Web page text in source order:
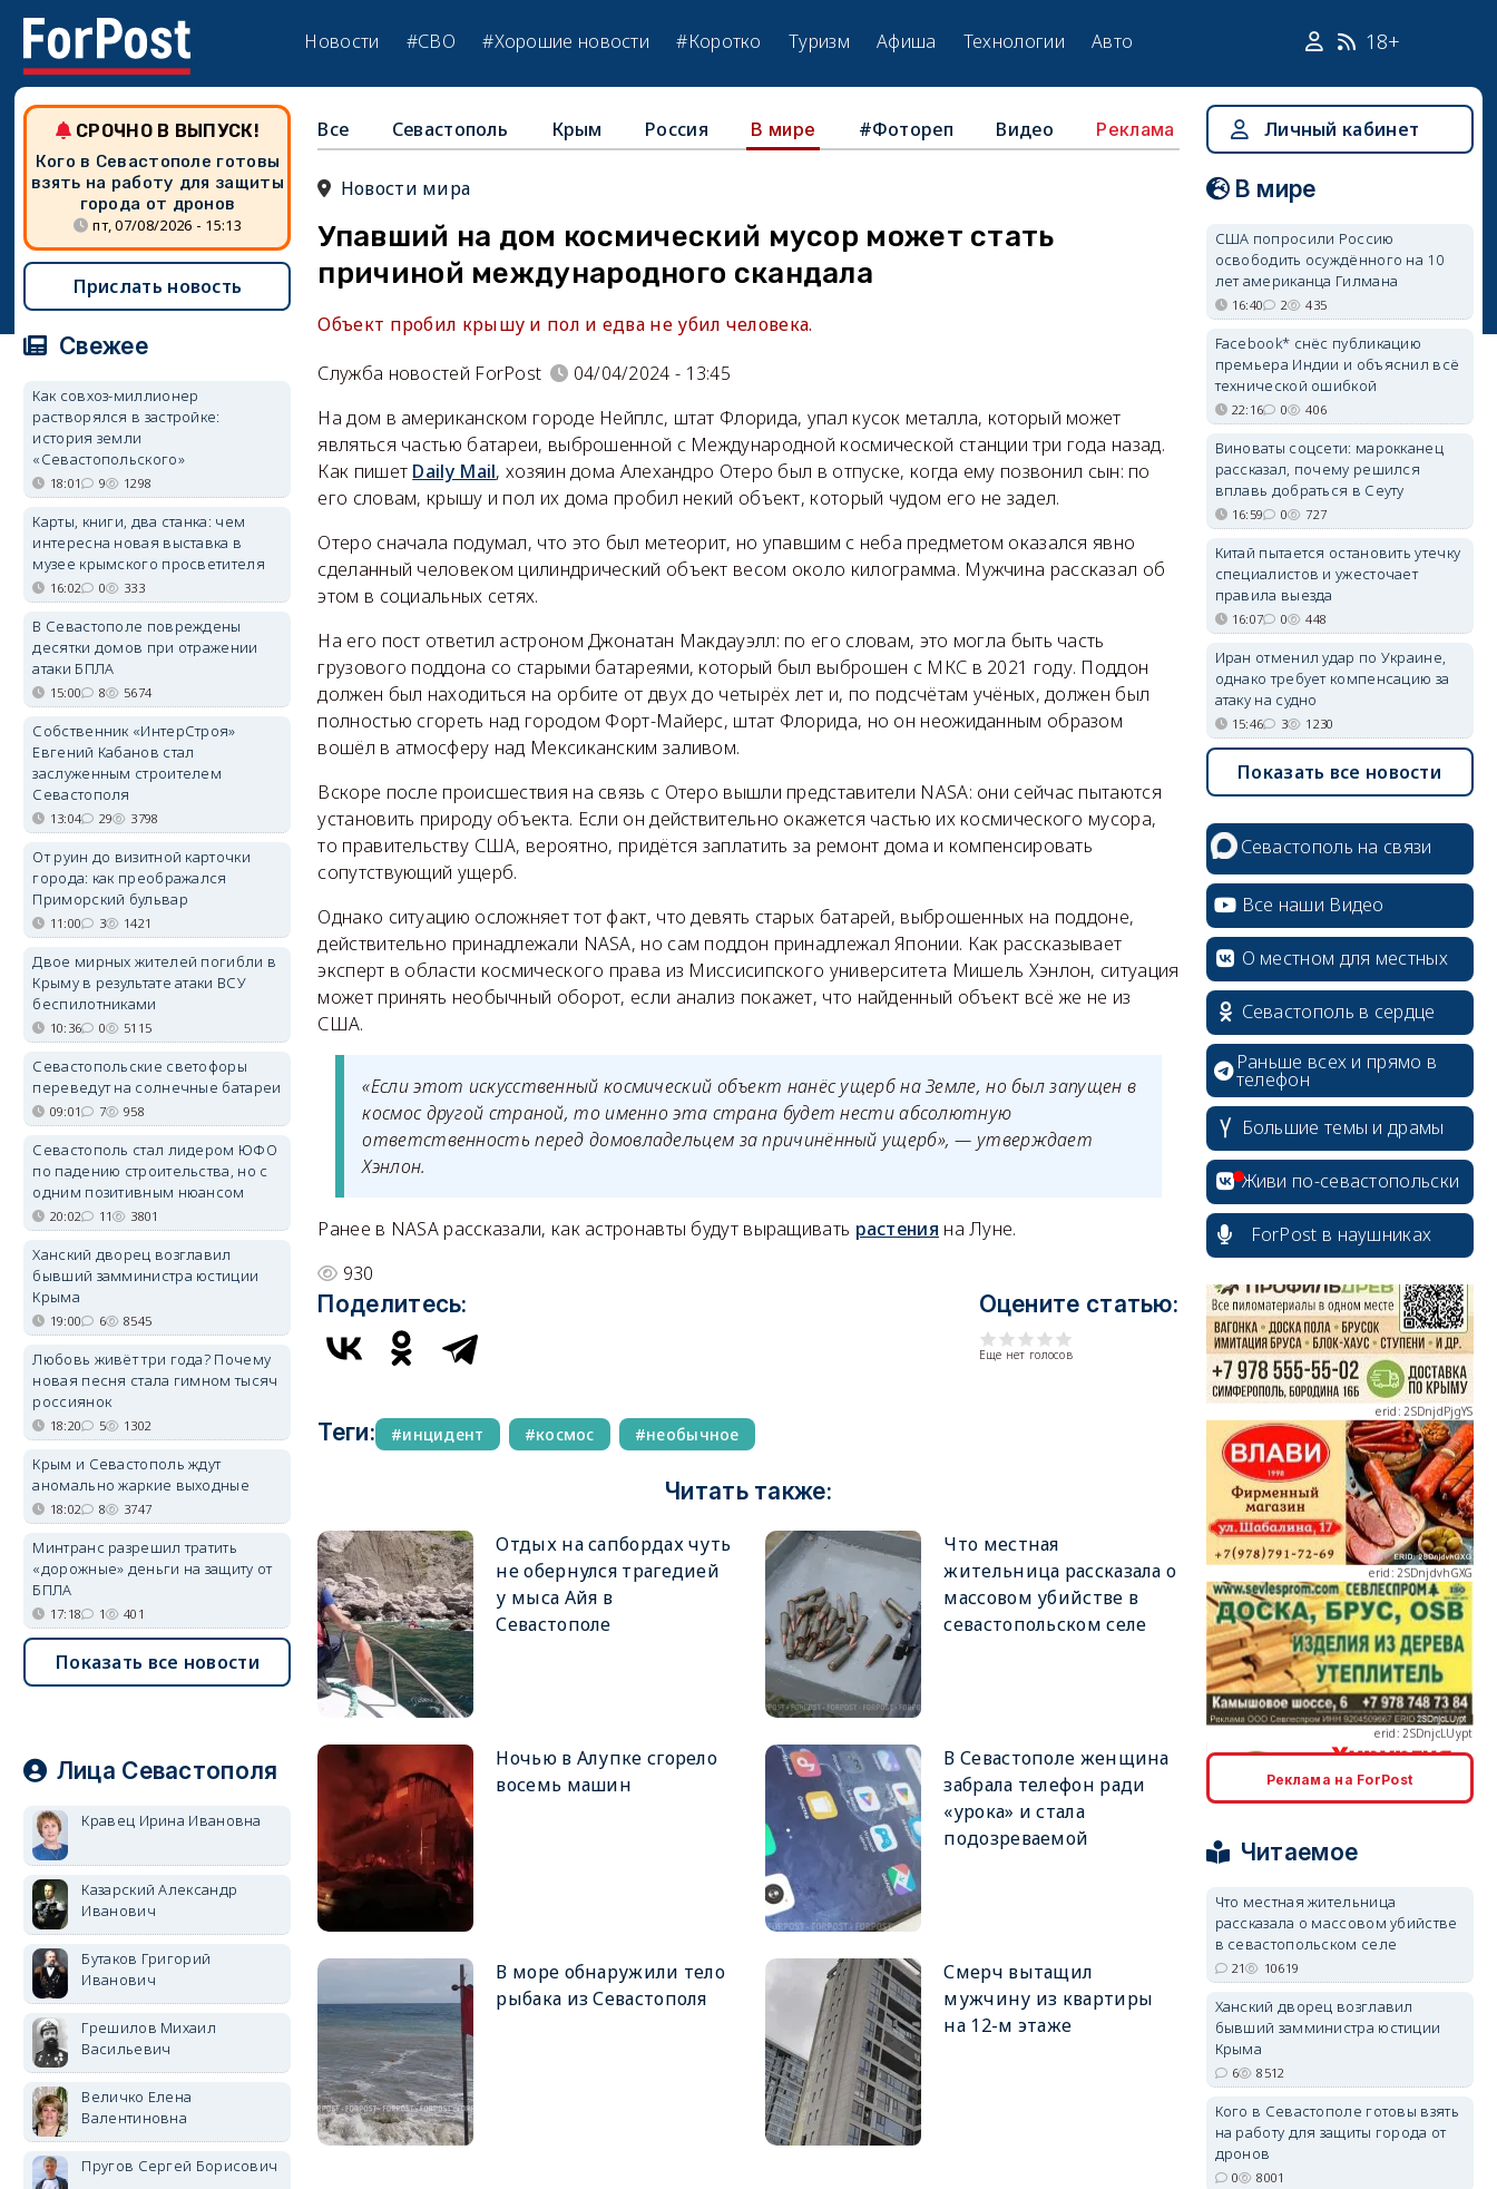
Новости #СВО #Хорошие новости #Коротко Туризм Афиша Технологии Авто 18+
Все Севастополь Крым Россия В мире #Фотореп Видео Реклама
Новости мира
Упавший на дом космический мусор может стать
причиной международного скандала
Объект пробил крышу и пол и едва не убил человека.
Служба новостей ForPost
04/04/2024 - 13:45
На дом в американском городе Нейплс, штат Флорида, упал кусок металла, который может
являться частью батареи, выброшенной с Международной космической станции три года назад.
Как пишет Daily Mail, хозяин дома Алехандро Отеро был в отпуске, когда ему позвонил сын: по
его словам, крышу и пол их дома пробил некий объект, который чудом его не задел.
Отеро сначала подумал, что это был метеорит, но упавшим с неба предметом оказался явно
сделанный человеком цилиндрический объект весом около килограмма. Мужчина рассказал об
этом в социальных сетях.
На его пост ответил астроном Джонатан Макдауэлл: по его словам, это могла быть часть
грузового поддона со старыми батареями, который был выброшен с МКС в 2021 году. Поддон
должен был находиться на орбите от двух до четырёх лет и, по подсчётам учёных, должен был
полностью сгореть над городом Форт-Майерс, штат Флорида, но он неожиданным образом
вошёл в атмосферу над Мексиканским заливом.
Вскоре после происшествия на связь с Отеро вышли представители NASA: они сейчас пытаются
установить природу объекта. Если он действительно окажется частью их космического мусора,
то правительству США, вероятно, придётся заплатить за ремонт дома и компенсировать
сопутствующий ущерб.
Однако ситуацию осложняет тот факт, что девять старых батарей, выброшенных на поддоне,
действительно принадлежали NASA, но сам поддон принадлежал Японии. Как рассказывает
эксперт в области космического права из Миссисипского университета Мишель Хэнлон, ситуация
может принять необычный оборот, если анализ покажет, что найденный объект всё же не из
США.
«Если этот искусственный космический объект нанёс ущерб на Земле, но был запущен в
космос другой страной, то именно эта страна будет нести абсолютную
ответственность перед домовладельцем за причинённый ущерб», — утверждает
Хэнлон.
Ранее в NASA рассказали, как астронавты будут выращивать растения на Луне.
930
Поделитесь: Оцените статью:
Еще нет голосов
Теги: инцидент космос необычное
Читать также:
Отдых на сапбордах чуть
не обернулся трагедией
у мыса Айя в
Севастополе
Что местная
жительница рассказала о
массовом убийстве в
севастопольском селе
Ночью в Алупке сгорело
восемь машин
В Севастополе женщина
забрала телефон ради
«урока» и стала
подозреваемой
В море обнаружили тело
рыбака из Севастополя
Смерч вытащил
мужчину из квартиры
на 12-м этаже
СРОЧНО В ВЫПУСК!
Кого в Севастополе готовы
взять на работу для защиты
города от дронов
пт, 07/08/2026 - 15:13
Прислать новость
Свежее
Как совхоз-миллионер
растворялся в застройке:
история земли
«Севастопольского»
18:01 9 1298
Карты, книги, два станка: чем
интересна новая выставка в
музее крымского просветителя
16:02 0 333
В Севастополе повреждены
десятки домов при отражении
атаки БПЛА
15:00 8 5674
Собственник «ИнтерСтроя»
Евгений Кабанов стал
заслуженным строителем
Севастополя
13:04 29 3798
От руин до визитной карточки
города: как преображался
Приморский бульвар
11:00 3 1421
Двое мирных жителей погибли в
Крыму в результате атаки ВСУ
беспилотниками
10:36 0 5115
Севастопольские светофоры
переведут на солнечные батареи
09:01 7 958
Севастополь стал лидером ЮФО
по падению строительства, но с
одним позитивным нюансом
20:02 11 3801
Ханский дворец возглавил
бывший замминистра юстиции
Крыма
19:00 6 8545
Любовь живёт три года? Почему
новая песня стала гимном тысяч
россиянок
18:20 5 1302
Крым и Севастополь ждут
аномально жаркие выходные
18:02 8 3747
Минтранс разрешил тратить
«дорожные» деньги на защиту от
БПЛА
17:18 1 401
Показать все новости
Лица Севастополя
Кравец Ирина Ивановна
Казарский Александр
Иванович
Бутаков Григорий
Иванович
Грешилов Михаил
Васильевич
Величко Елена
Валентиновна
Пругов Сергей Борисович
Личный кабинет
В мире
США попросили Россию
освободить осуждённого на 10
лет американца Гилмана
16:40 2 435
Facebook* снёс публикацию
премьера Индии и объяснил всё
технической ошибкой
22:16 0 406
Виноваты соцсети: марокканец
рассказал, почему решился
вплавь добраться в Сеуту
16:59 0 727
Китай пытается остановить утечку
специалистов и ужесточает
правила выезда
16:07 0 448
Иран отменил удар по Украине,
однако требует компенсацию за
атаку на судно
15:46 3 1230
Показать все новости
Севастополь на связи
Все наши Видео
О местном для местных
Севастополь в сердце
Раньше всех и прямо в
телефон
Большие темы и драмы
Живи по-севастопольски
ForPost в наушниках
erid: 2SDnjcrDNw6
erid: 2SDnjdPjgYS
erid: 2SDnjdvhGXG
erid: 2SDnjcLUypt
erid: 2SDnjdvhGXG
Реклама на ForPost
Читаемое
Что местная жительница
рассказала о массовом убийстве
в севастопольском селе
21 10619
Ханский дворец возглавил
бывший замминистра юстиции
Крыма
6 8512
Кого в Севастополе готовы взять
на работу для защиты города от
дронов
0 8001